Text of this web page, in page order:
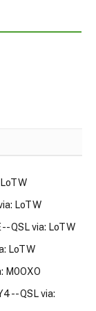
LoTW
QSL via: LoTW
LoTW
M0OXO
-- QSL via: